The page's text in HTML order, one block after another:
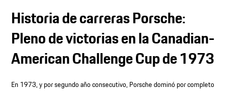
Historia de carreras Porsche:
Pleno de victorias en la Canadian-
American Challenge Cup de 1973
En 1973, y por segundo año consecutivo, Porsche dominó por completo